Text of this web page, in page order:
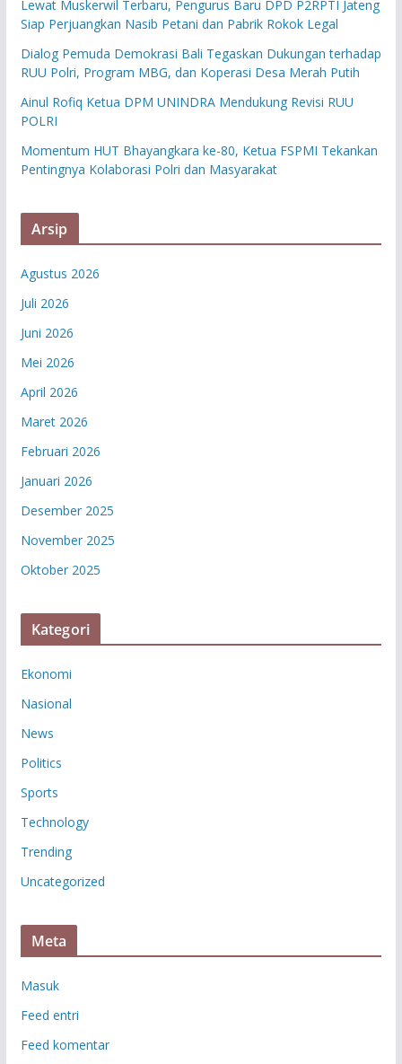
Lewat Muskerwil Terbaru, Pengurus Baru DPD P2RPTI Jateng
Siap Perjuangkan Nasib Petani dan Pabrik Rokok Legal
Dialog Pemuda Demokrasi Bali Tegaskan Dukungan terhadap
RUU Polri, Program MBG, dan Koperasi Desa Merah Putih
Ainul Rofiq Ketua DPM UNINDRA Mendukung Revisi RUU
POLRI
Momentum HUT Bhayangkara ke-80, Ketua FSPMI Tekankan
Pentingnya Kolaborasi Polri dan Masyarakat
Arsip
Agustus 2026
Juli 2026
Juni 2026
Mei 2026
April 2026
Maret 2026
Februari 2026
Januari 2026
Desember 2025
November 2025
Oktober 2025
Kategori
Ekonomi
Nasional
News
Politics
Sports
Technology
Trending
Uncategorized
Meta
Masuk
Feed entri
Feed komentar